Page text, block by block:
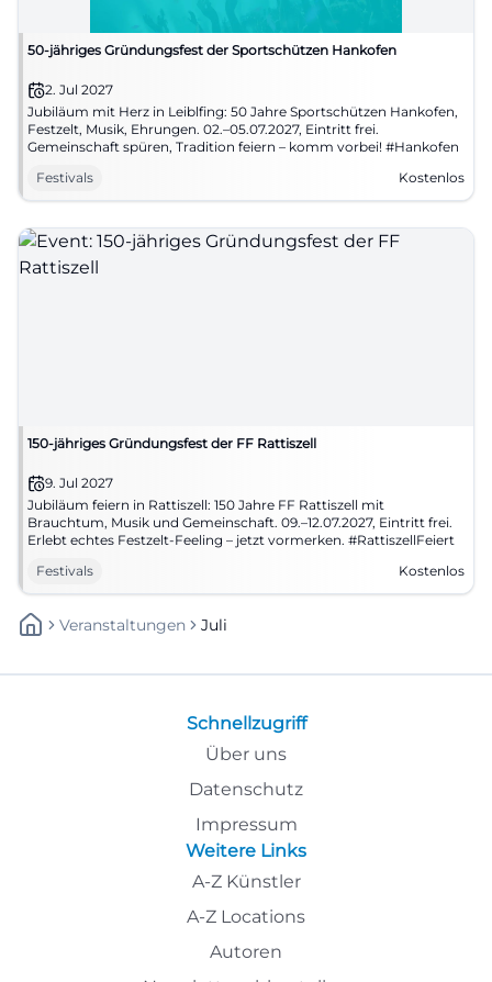
50-jähriges Gründungsfest der Sportschützen Hankofen
2. Jul 2027
Jubiläum mit Herz in Leiblfing: 50 Jahre Sportschützen Hankofen,
Festzelt, Musik, Ehrungen. 02.–05.07.2027, Eintritt frei.
Gemeinschaft spüren, Tradition feiern – komm vorbei! #Hankofen
Festivals
Kostenlos
150-jähriges Gründungsfest der FF Rattiszell
9. Jul 2027
Jubiläum feiern in Rattiszell: 150 Jahre FF Rattiszell mit
Brauchtum, Musik und Gemeinschaft. 09.–12.07.2027, Eintritt frei.
Erlebt echtes Festzelt-Feeling – jetzt vormerken. #RattiszellFeiert
Festivals
Kostenlos
Veranstaltungen Juli
Schnellzugriff
Über uns
Datenschutz
Impressum
Weitere Links
A-Z Künstler
A-Z Locations
Autoren